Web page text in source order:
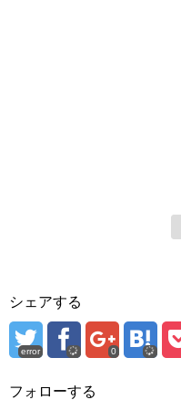
シェアする
error 0
フォローする